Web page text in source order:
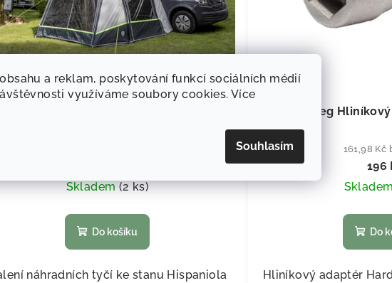
a reklam, poskytování funkcí sociálních médií
využíváme soubory cookies. Více
Souhlasím
Skladem(2 ks)
Do košíku
náhradních tyčí ke stanu Hispaniola
PeggyPeg
161,98 Kč
196
Skladem
Do
Hliníkový adaptér